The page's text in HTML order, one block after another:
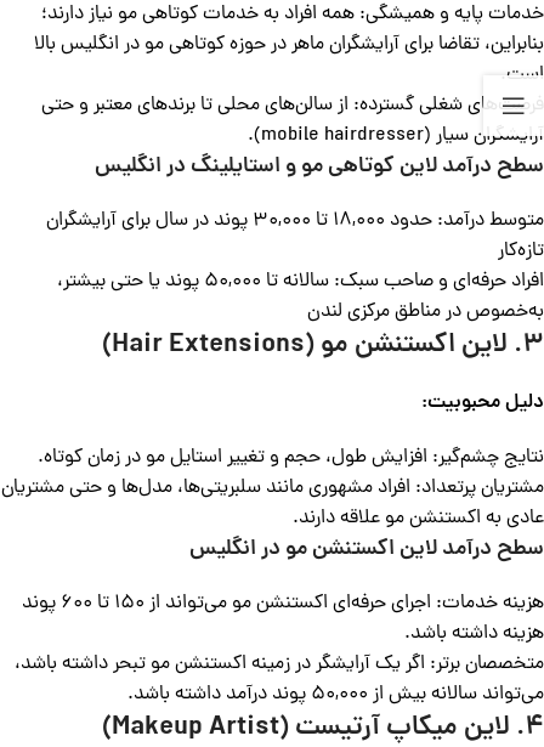
خدمات پایه و همیشگی: همه افراد به خدمات کوتاهی مو نیاز دارند؛
بنابراین، تقاضا برای آرایشگران ماهر در حوزه کوتاهی مو در انگلیس بالا
است.
فرصت‌های شغلی گسترده: از سالن‌های محلی تا برندهای معتبر و حتی
آرایشگران سیار (mobile hairdresser).
سطح درآمد لاین کوتاهی مو و استایلینگ در انگلیس
متوسط درآمد: حدود 18,000 تا 30,000 پوند در سال برای آرایشگران
تازه‌کار
افراد حرفه‌ای و صاحب سبک: سالانه تا 50,000 پوند یا حتی بیشتر،
به‌خصوص در مناطق مرکزی لندن
3. لاین اکستنشن مو (Hair Extensions)
دلیل محبوبیت:
نتایج چشم‌گیر: افزایش طول، حجم و تغییر استایل مو در زمان کوتاه.
مشتریان پرتعداد: افراد مشهوری مانند سلبریتی‌ها، مدل‌ها و حتی مشتریان
عادی به اکستنشن مو علاقه دارند.
سطح درآمد لاین اکستنشن مو در انگلیس
هزینه خدمات: اجرای حرفه‌ای اکستنشن مو می‌تواند از 150 تا 600 پوند
هزینه داشته باشد.
متخصصان برتر: اگر یک آرایشگر در زمینه اکستنشن مو تبحر داشته باشد،
می‌تواند سالانه بیش از 50,000 پوند درآمد داشته باشد.
4. لاین میکاپ آرتیست (Makeup Artist)